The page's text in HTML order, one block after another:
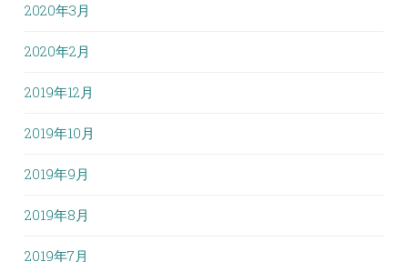
2020年3月
2020年2月
2019年12月
2019年10月
2019年9月
2019年8月
2019年7月